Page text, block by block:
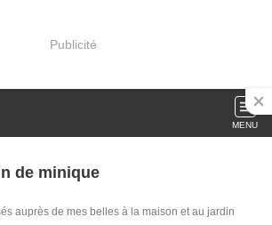
Publicité
MENU
de minique
auprès de mes belles à la maison et au jardin